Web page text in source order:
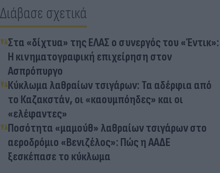
Διάβασε σχετικά
Στα «δίχτυα» της ΕΛΑΣ ο συνεργός του «Έντικ»:
Η κινηματογραφική επιχείρηση στον
Ασπρόπυργο
Κύκλωμα λαθραίων τσιγάρων: Τα αδέρφια από
το Καζακστάν, οι «καουμπόηδες» και οι
«ελέφαντες»
Ποσότητα «μαμούθ» λαθραίων τσιγάρων στο
αεροδρόμιο «Βενιζέλος»: Πώς η ΑΑΔΕ
ξεσκέπασε το κύκλωμα